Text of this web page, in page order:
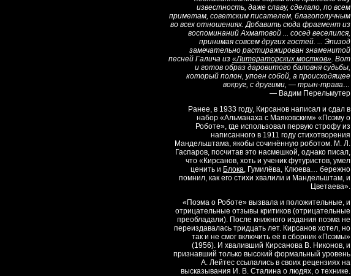
известность, даже славу, сделало, по всем
приметам, советским писателем, благополучным
во всех отношениях. Добавить сюда фрагмент из
воспоминаний Ахматовой ... сосед веселился,
принимая совсем других гостей. ... Эпизод
замечательно растиражирован знаменитой
песней Галича из «Литераторских мостков». Вот
и готов образ даровитого баловня судьбы,
который полон, упоен собой, а происходящее
вокруг, с другими, — трын-трава…
— Вадим Перельмутер
Ранее, в 1933 году, Кирсанов написал и сдал в
набор «Альманаха с Маяковским» «Поэму о
Роботе», где использовал первую строфу из
написанного в 1911 году стихотворения
Мандельштама, якобы сочинённую роботом. М. Л.
Гаспаров, посчитав это насмешкой, однако писал,
что «Кирсанов, хоть и ученик футуристов, умел
ценить и Блока, Гумилёва, Клюева… бережно
помнил, как его стихи хвалили и Мандельштам, и
Цветаева».
«Поэма о Роботе» вызвала и положительные, и
отрицательные отзывы критиков (отрицательные
преобладали). После книжного издания поэма не
переиздавалась тридцать лет. Кирсанов хотел, но
так и не смог включить её в сборник «Поэмы»
(1956). И хваливший Кирсанова В. Никонов, и
признавший только высокий формальный уровень
А. Лейтес ссылались в своих рецензиях на
высказывания И. В. Сталина о людях, о технике.